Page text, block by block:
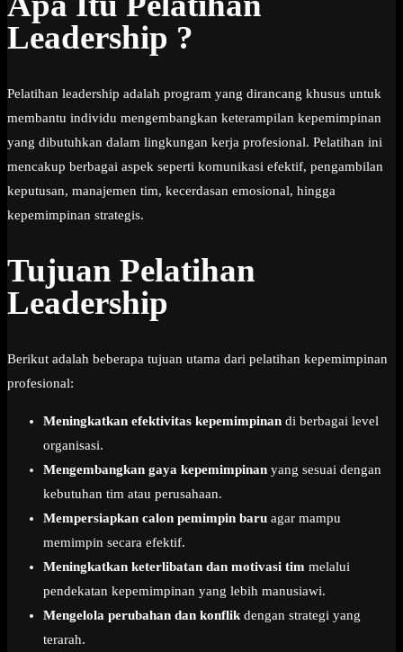
Leadership ?
Pelatihan leadership adalah program yang dirancang khusus untuk
membantu individu mengembangkan keterampilan kepemimpinan
yang dibutuhkan dalam lingkungan kerja profesional. Pelatihan ini
mencakup berbagai aspek seperti komunikasi efektif, pengambilan
keputusan, manajemen tim, kecerdasan emosional, hingga
kepemimpinan strategis.
Tujuan Pelatihan
Leadership
Berikut adalah beberapa tujuan utama dari pelatihan kepemimpinan
profesional:
Meningkatkan efektivitas kepemimpinan di berbagai level
organisasi.
Mengembangkan gaya kepemimpinan yang sesuai dengan
kebutuhan tim atau perusahaan.
Mempersiapkan calon pemimpin baru agar mampu
memimpin secara efektif.
Meningkatkan keterlibatan dan motivasi tim melalui
pendekatan kepemimpinan yang lebih manusiawi.
Mengelola perubahan dan konflik dengan strategi yang
terarah.